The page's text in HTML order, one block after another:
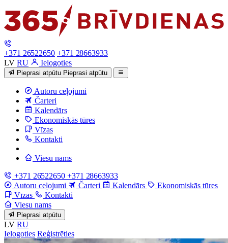
+371 26522650 +371 28663933
LV RU Ielogoties
Pieprasi atpūtu Pieprasi atpūtu
Autoru ceļojumi
Čarteri
Kalendārs
Ekonomiskās tūres
Vīzas
Kontakti
Viesu nams
+371 26522650 +371 28663933
Autoru ceļojumi
Čarteri Kalendārs
Ekonomiskās tūres
Vīzas
Kontakti
Viesu nams
Pieprasi atpūtu
LV RU
Ielogoties Reģistrēties